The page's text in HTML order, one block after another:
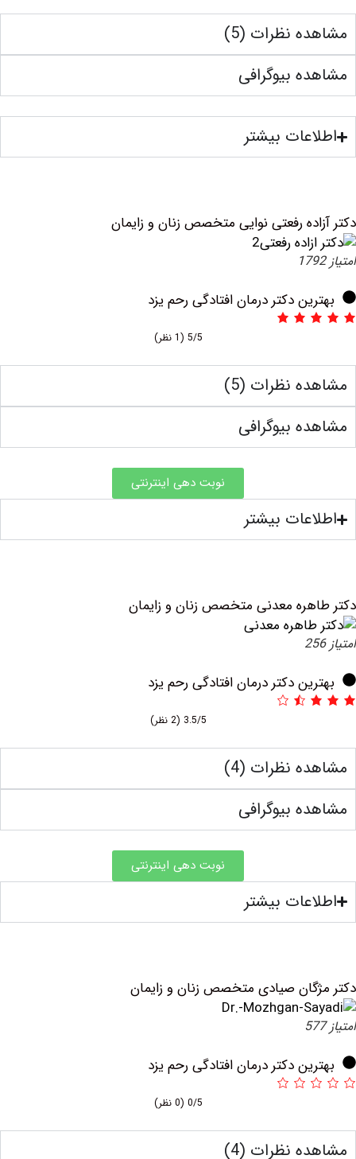
نظرات (5)
بیوگرافی
بیشتر
رفعتی نوایی متخصص زنان و زایمان
دکتر درمان افتادگی رحم یزد
نظرات (5)
بیوگرافی
نوبت دهی اینترنتی
بیشتر
معدنی متخصص زنان و زایمان
دکتر درمان افتادگی رحم یزد
نظرات (4)
بیوگرافی
نوبت دهی اینترنتی
بیشتر
صیادی متخصص زنان و زایمان
دکتر درمان افتادگی رحم یزد
نظرات (4)